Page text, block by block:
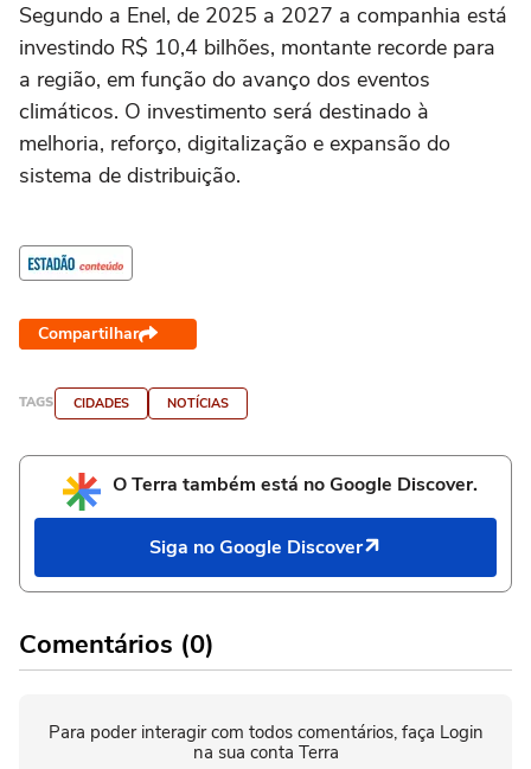
Segundo a Enel, de 2025 a 2027 a companhia está
investindo R$ 10,4 bilhões, montante recorde para
a região, em função do avanço dos eventos
climáticos. O investimento será destinado à
melhoria, reforço, digitalização e expansão do
sistema de distribuição.
Compartilhar
TAGS CIDADES NOTÍCIAS
O Terra também está no Google Discover.
Siga no Google Discover
Comentários (0)
Para poder interagir com todos comentários, faça Login
na sua conta Terra